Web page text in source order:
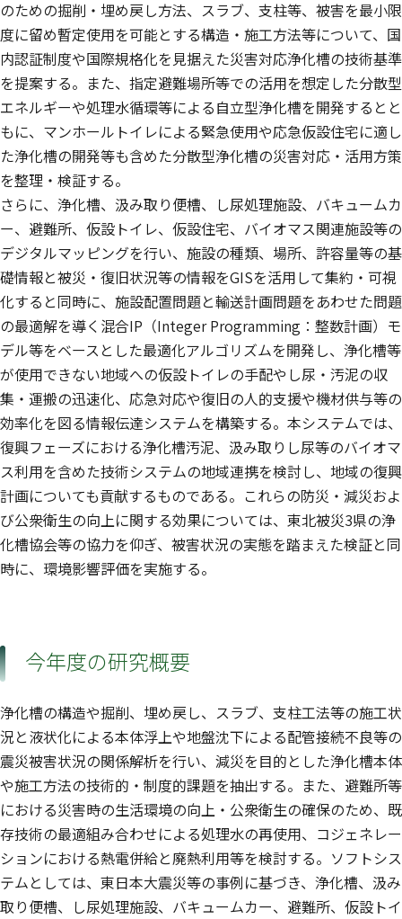
のための掘削・埋め戻し方法、スラブ、支柱等、被害を最小限
度に留め暫定使用を可能とする構造・施工方法等について、国
内認証制度や国際規格化を見据えた災害対応浄化槽の技術基準
を提案する。また、指定避難場所等での活用を想定した分散型
エネルギーや処理水循環等による自立型浄化槽を開発するとと
もに、マンホールトイレによる緊急使用や応急仮設住宅に適し
た浄化槽の開発等も含めた分散型浄化槽の災害対応・活用方策
を整理・検証する。
さらに、浄化槽、汲み取り便槽、し尿処理施設、バキュームカ
ー、避難所、仮設トイレ、仮設住宅、バイオマス関連施設等の
デジタルマッピングを行い、施設の種類、場所、許容量等の基
礎情報と被災・復旧状況等の情報をGISを活用して集約・可視
化すると同時に、施設配置問題と輸送計画問題をあわせた問題
の最適解を導く混合IP（Integer Programming：整数計画）モ
デル等をベースとした最適化アルゴリズムを開発し、浄化槽等
が使用できない地域への仮設トイレの手配やし尿・汚泥の収
集・運搬の迅速化、応急対応や復旧の人的支援や機材供与等の
効率化を図る情報伝達システムを構築する。本システムでは、
復興フェーズにおける浄化槽汚泥、汲み取りし尿等のバイオマ
ス利用を含めた技術システムの地域連携を検討し、地域の復興
計画についても貢献するものである。これらの防災・減災およ
び公衆衛生の向上に関する効果については、東北被災3県の浄
化槽協会等の協力を仰ぎ、被害状況の実態を踏まえた検証と同
時に、環境影響評価を実施する。
今年度の研究概要
浄化槽の構造や掘削、埋め戻し、スラブ、支柱工法等の施工状
況と液状化による本体浮上や地盤沈下による配管接続不良等の
震災被害状況の関係解析を行い、減災を目的とした浄化槽本体
や施工方法の技術的・制度的課題を抽出する。また、避難所等
における災害時の生活環境の向上・公衆衛生の確保のため、既
存技術の最適組み合わせによる処理水の再使用、コジェネレー
ションにおける熱電併給と廃熱利用等を検討する。ソフトシス
テムとしては、東日本大震災等の事例に基づき、浄化槽、汲み
取り便槽、し尿処理施設、バキュームカー、避難所、仮設トイ